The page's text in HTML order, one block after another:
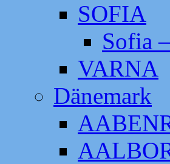
SOFIA
Sofia
VARNA
Dänemark